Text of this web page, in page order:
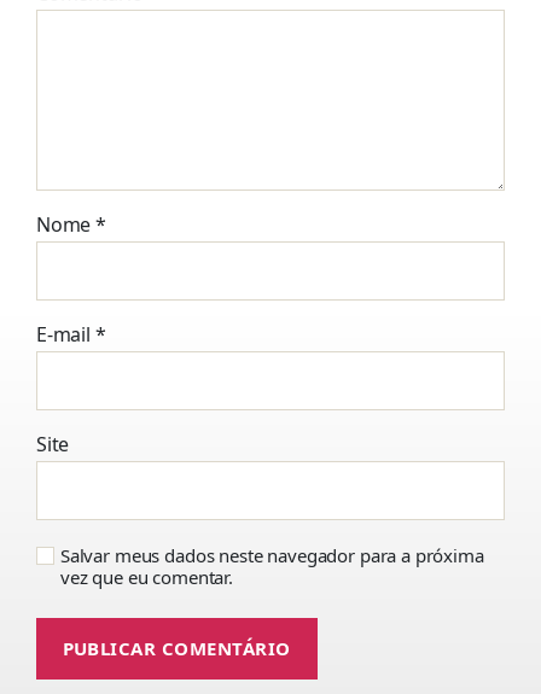
Nome*
E-mail *
Site
Salvar meus dados neste navegador para a próxima
vez que eu comentar.